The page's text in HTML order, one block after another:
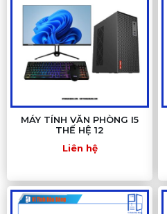
MÁY TÍNH VĂN PHÒNG I5
THẾ HỆ 12
Liên hệ